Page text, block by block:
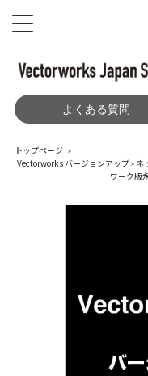
よくある質問
トップページ »
Vectorworks バージョンアップ» ネ
ワーク版